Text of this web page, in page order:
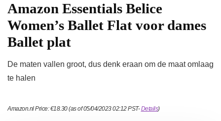
Amazon Essentials Belice
Women’s Ballet Flat voor dames
Ballet plat
De maten vallen groot, dus denk eraan om de maat omlaag
te halen
Amazon.nl Price:€18.30(as of 05/04/2023 02:12 PST-Details)